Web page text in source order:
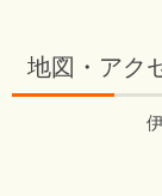
地図・アク